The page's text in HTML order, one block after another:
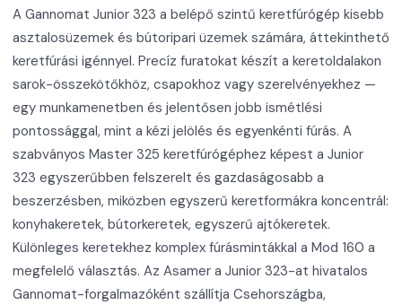
A Gannomat Junior 323 a belépő szintű keretfúrógép kisebb
asztalosüzemek és bútoripari üzemek számára, áttekinthető
keretfúrási igénnyel. Precíz furatokat készít a keretoldalakon
sarok-összekötőkhöz, csapokhoz vagy szerelvényekhez —
egy munkamenetben és jelentősen jobb ismétlési
pontossággal, mint a kézi jelölés és egyenkénti fúrás. A
szabványos Master 325 keretfúrógéphez képest a Junior
323 egyszerűbben felszerelt és gazdaságosabb a
beszerzésben, miközben egyszerű keretformákra koncentrál:
konyhakeretek, bútorkeretek, egyszerű ajtókeretek.
Különleges keretekhez komplex fúrásmintákkal a Mod 160 a
megfelelő választás. Az Asamer a Junior 323-at hivatalos
Gannomat-forgalmazóként szállítja Csehországba,